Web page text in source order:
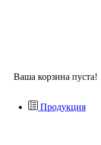
Ваша корзина пуста!
Продукция